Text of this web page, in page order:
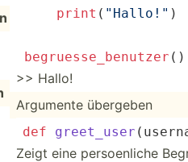
print ( "Hallo!" )
begruesse _benutzer ()
>> Hallo!
Argumente übergeben
def greet_ user (
Zeigt eine persoe­nliche